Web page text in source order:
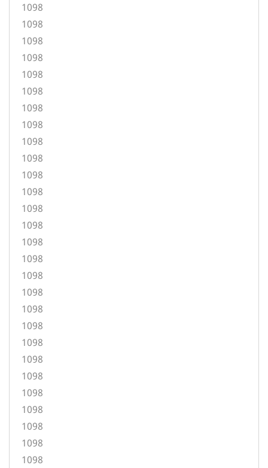
1098
1098
1098
1098
1098
1098
1098
1098
1098
1098
1098
1098
1098
1098
1098
1098
1098
1098
1098
1098
1098
1098
1098
1098
1098
1098
1098
1098